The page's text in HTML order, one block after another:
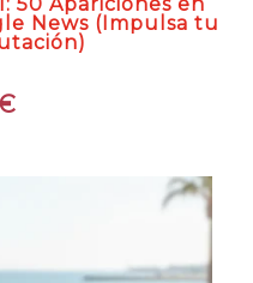
News (Impulsa tu